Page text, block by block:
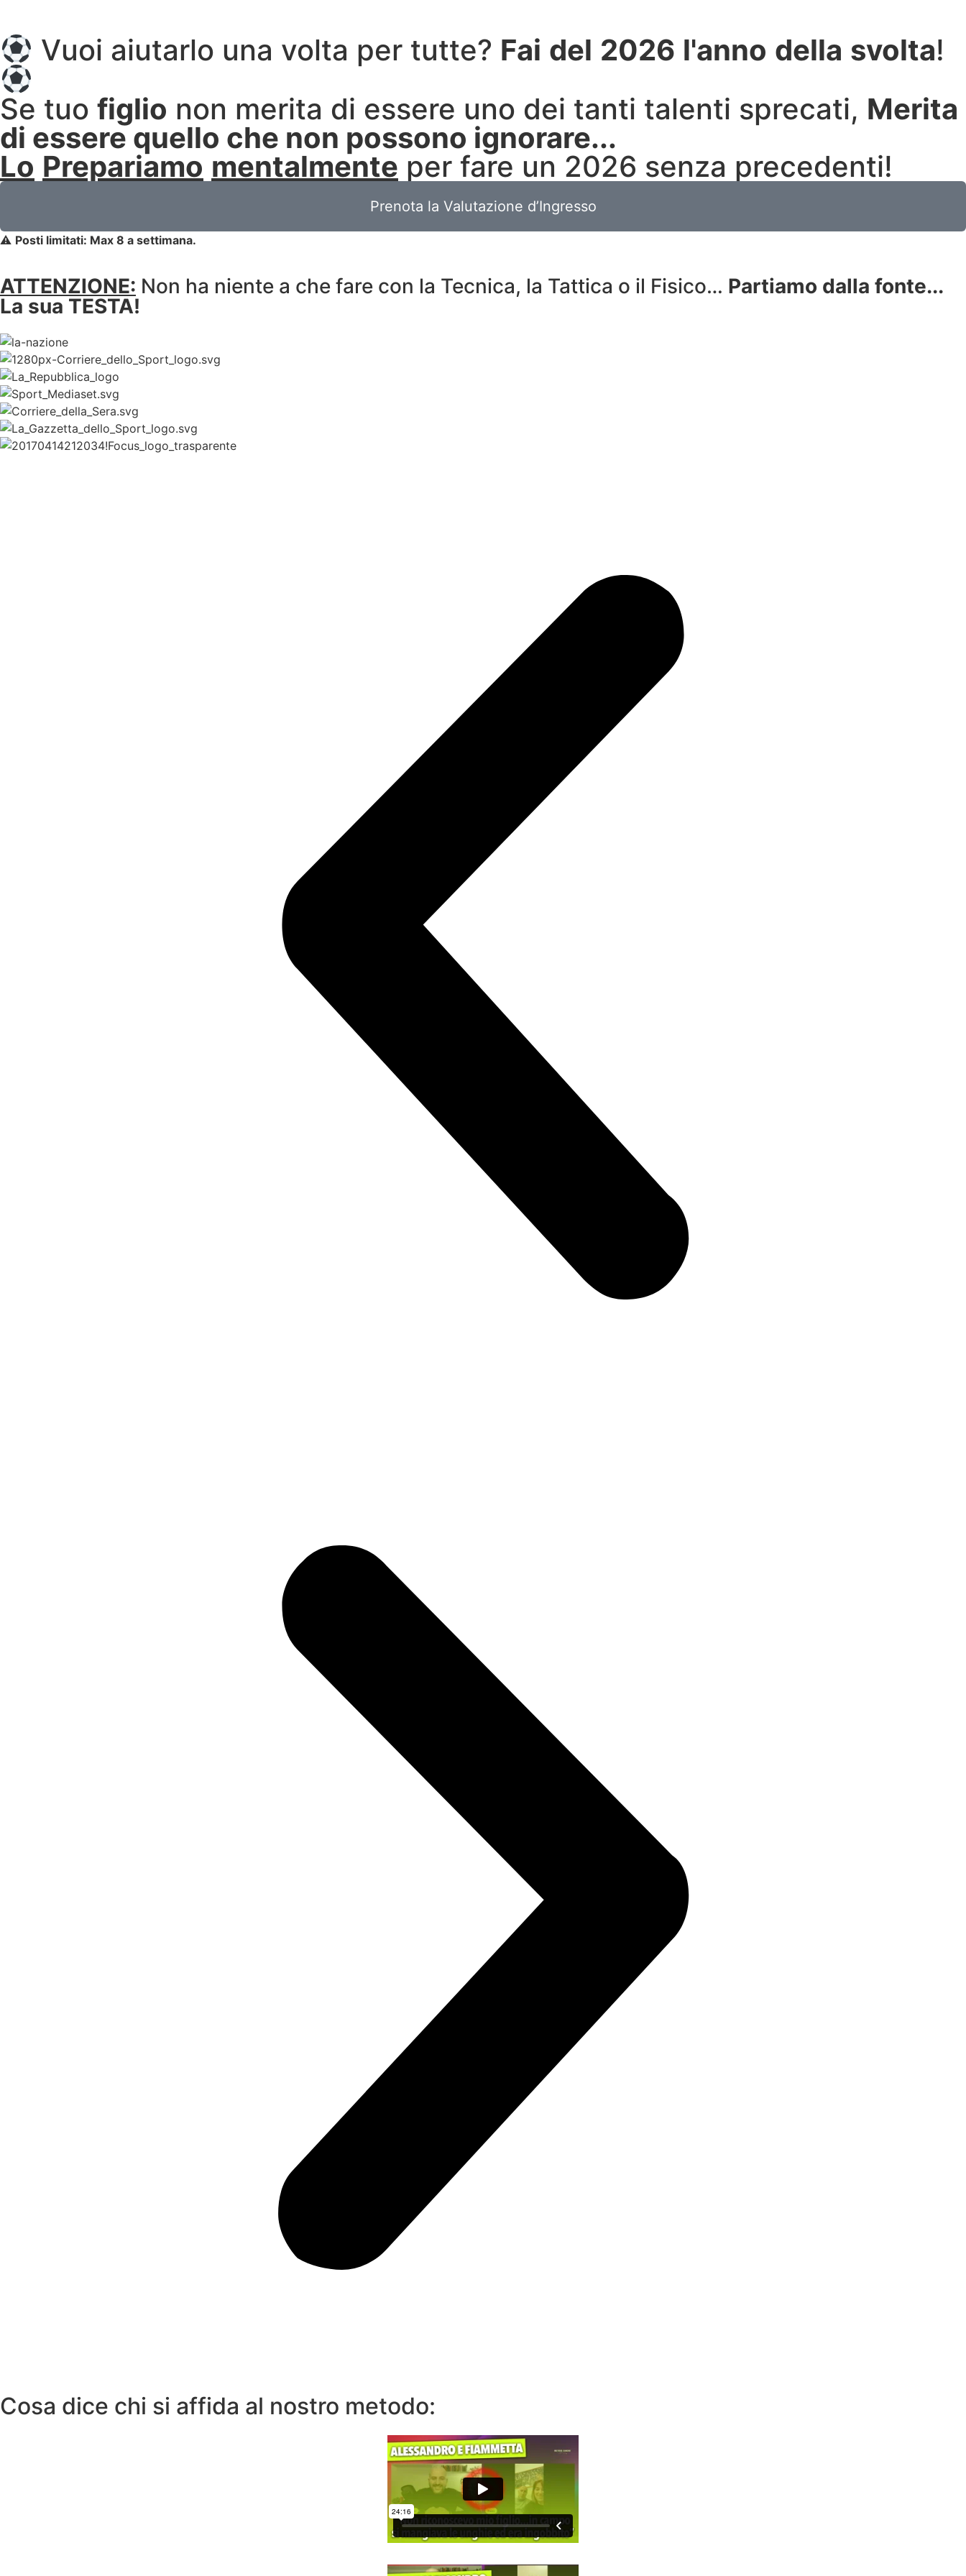
Vuoi aiutarlo una volta per tutte? Fai del 2026 l'anno della svolta!
Se tuo figlio non merita di essere uno dei tanti talenti sprecati, Merita
di essere quello che non possono ignorare...
Lo Prepariamo mentalmente per fare un 2026 senza precedenti!
Prenota la Valutazione d’Ingresso
⚠️ Posti limitati: Max 8 a settimana.
ATTENZIONE: Non ha niente a che fare con la Tecnica, la Tattica o il Fisico… Partiamo dalla fonte...
La sua TESTA!
Cosa dice chi si affida al nostro metodo: